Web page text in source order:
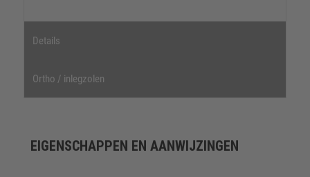
Details
Ortho / inlegzolen
EIGENSCHAPPEN EN AANWIJZINGEN